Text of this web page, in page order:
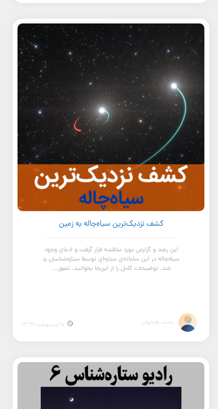
کشف نزدیک‌ترین سیاه‌چاله به زمین
این رصد و گزارش مورد مناقشه قرار گرفت و ادعای وجود
سیاه‌چاله در این سامانه‌ی ستاره‌ای توسط ستاره‌شناسان رد
شد. توضیحات کامل را از این‌جا بخوانید. تصور…
محمد همایونی 17 اردیبهشت 1399